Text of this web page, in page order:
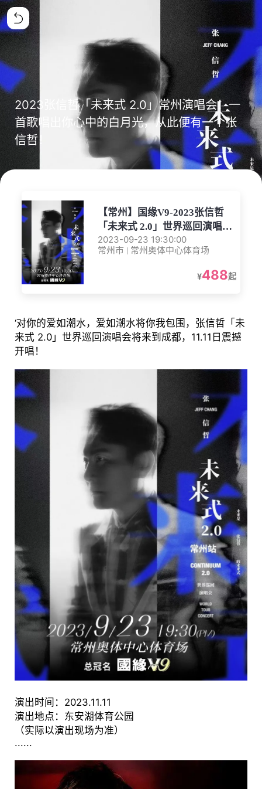
2023张信哲「未来式 2.0」常州演唱会！一
首歌唱出你心中的白月光，从此便有一个张
信哲！
【常州】国缘V9-2023张信哲
「未来式 2.0」世界巡回演唱会.
常州站
2023-09-23 19:30:00
常州市 | 常州奥体中心体育场
¥488起
‘对你的爱如潮水，爱如潮水将你我包围，张信哲「未
来式 2.0」世界巡回演唱会将来到成都，11.11日震撼
开唱！
演出时间：2023.11.11
演出地点：东安湖体育公园
（实际以演出现场为准）
......